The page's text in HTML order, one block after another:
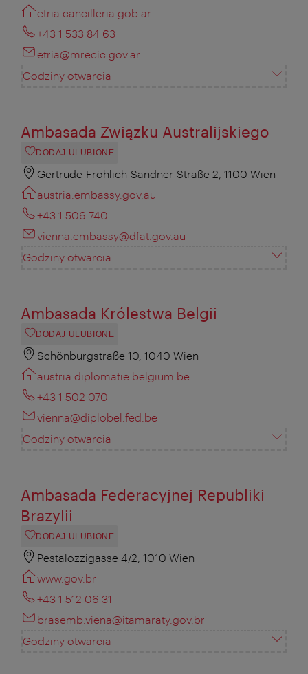
etria.cancilleria.gob.ar
+43 1 533 84 63
etria@mrecic.gov.ar
Godziny otwarcia
Ambasada Związku Australijskiego
DODAJ ULUBIONE
Gertrude-Fröhlich-Sandner-Straße 2, 1100 Wien
austria.embassy.gov.au
+43 1 506 740
vienna.embassy@dfat.gov.au
Godziny otwarcia
Ambasada Królestwa Belgii
DODAJ ULUBIONE
Schönburgstraße 10, 1040 Wien
austria.diplomatie.belgium.be
+43 1 502 070
vienna@diplobel.fed.be
Godziny otwarcia
Ambasada Federacyjnej Republiki
Brazylii
DODAJ ULUBIONE
Pestalozzigasse 4/2, 1010 Wien
www.gov.br
+43 1 512 06 31
brasemb.viena@itamaraty.gov.br
Godziny otwarcia